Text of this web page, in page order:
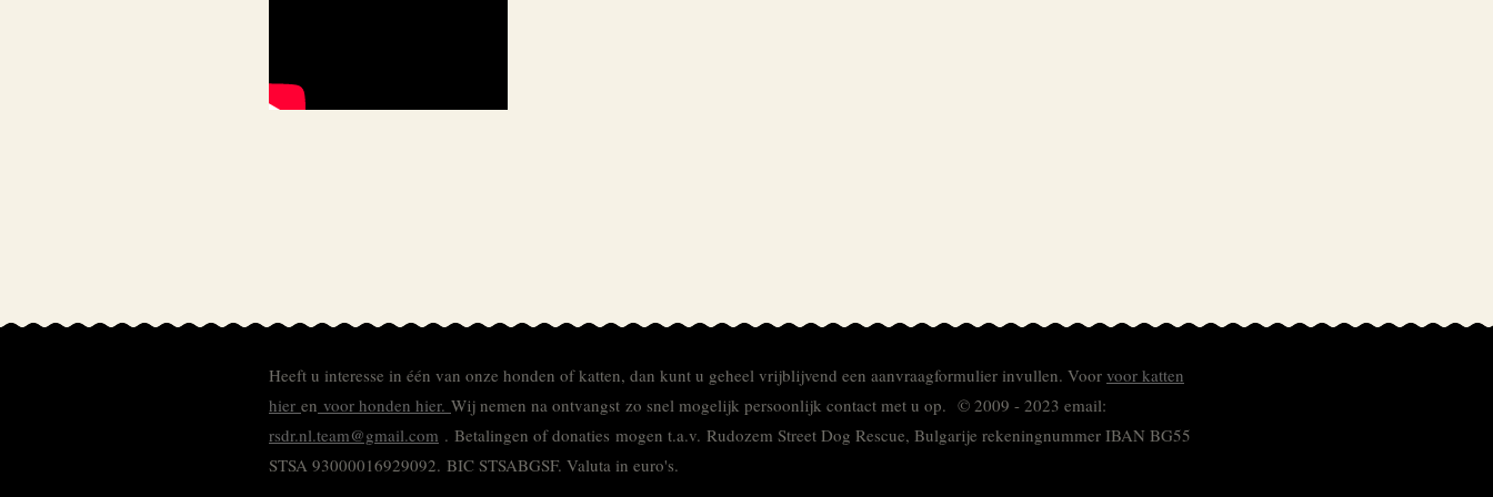
Heeft u interesse in één van onze honden of katten, dan kunt u geheel vrijblijvend een aanvraagformulier invullen. Voor voor katten
hier en voor honden hier. Wij nemen na ontvangst zo snel mogelijk persoonlijk contact met u op. © 2009 - 2023 email:
rsdr.nl.team@gmail.com . Betalingen of donaties mogen t.a.v. Rudozem Street Dog Rescue, Bulgarije rekeningnummer IBAN BG55
STSA 93000016929092. BIC STSABGSF. Valuta in euro's.